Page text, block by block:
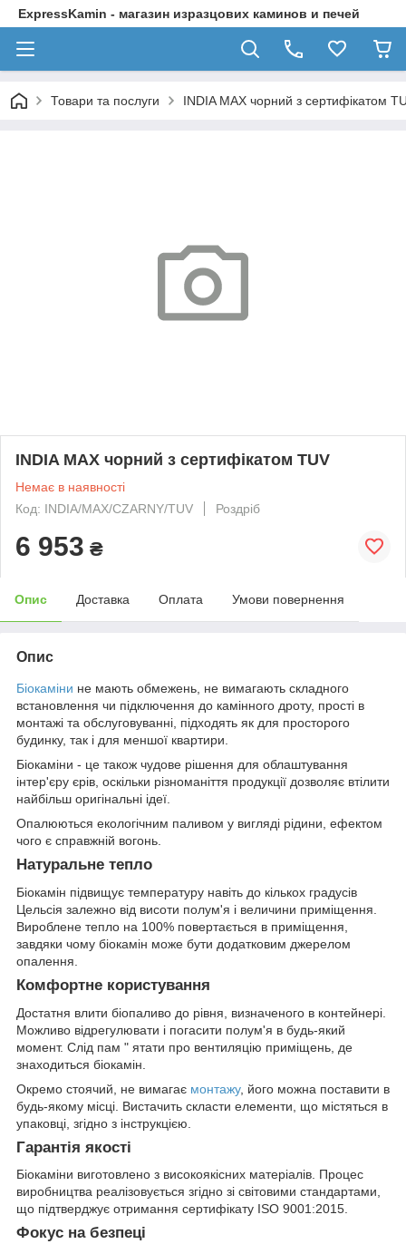
ExpressKamin - магазин изразцових каминов и печей
Товари та послуги INDIA MAX чорний з сертифікатом
INDIA MAX чорний з сертифікатом TUV
Немає в наявності
Код: INDIA/MAX/CZARNY/TUV
Роздріб
6 953 ₴
Опис Доставка Оплата Умови повернення
Опис
Біокаміни не мають обмежень, не вимагають складного
встановлення чи підключення до камінного дроту, прості в
монтажі та обслуговуванні, підходять як для просторого
будинку, так і для меншої квартири.
Біокаміни - це також чудове рішення для облаштування
інтер'єру єрів, оскільки різноманіття продукції дозволяє втілити
найбільш оригінальні ідеї.
Опалюються екологічним паливом у вигляді рідини, ефектом
чого є справжній вогонь.
Натуральне тепло
Біокамін підвищує температуру навіть до кількох градусів
Цельсія залежно від висоти полум'я і величини приміщення.
Вироблене тепло на 100% повертається в приміщення,
завдяки чому біокамін може бути додатковим джерелом
опалення.
Комфортне користування
Достатня влити біопаливо до рівня, визначеного в контейнері.
Можливо відрегулювати і погасити полум'я в будь-який
момент. Слід пам " ятати про вентиляцію приміщень, де
знаходиться біокамін.
Окремо стоячий, не вимагає монтажу, його можна поставити в
будь-якому місці. Вистачить скласти елементи, що містяться в
упаковці, згідно з інструкцією.
Гарантія якості
Біокаміни виготовлено з високоякісних матеріалів. Процес
виробництва реалізовується згідно зі світовими стандартами,
що підтверджує отримання сертифікату ISO 9001:2015.
Фокус на безпеці